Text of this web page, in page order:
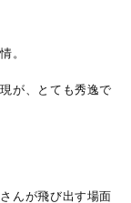
。
が、とても秀逸で
んが飛び出す場面